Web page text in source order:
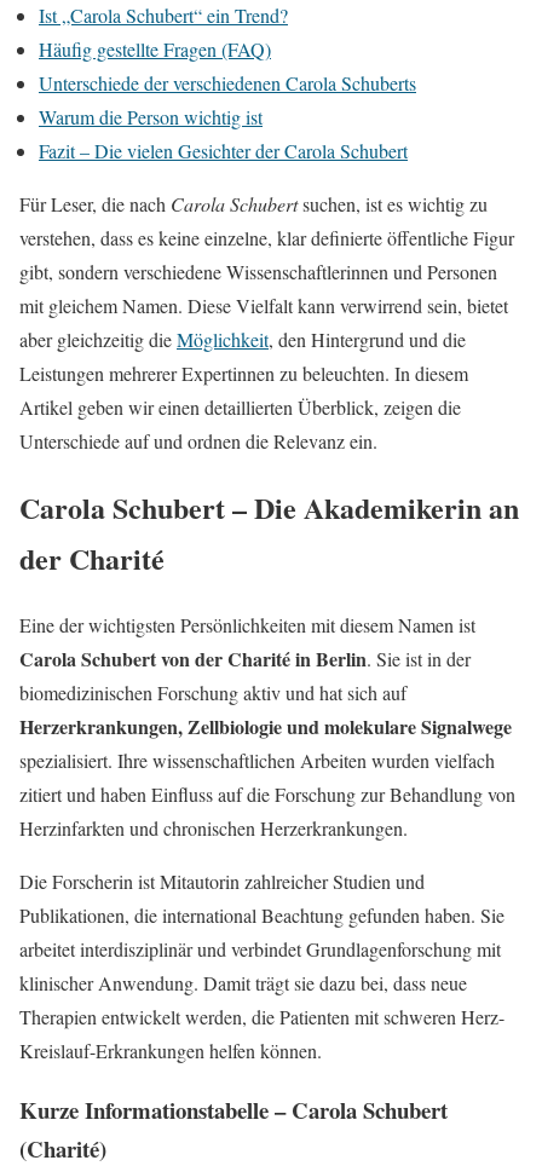
Ist „Carola Schubert“ ein Trend?
Häufig gestellte Fragen (FAQ)
Unterschiede der verschiedenen Carola Schuberts
Warum die Person wichtig ist
Fazit – Die vielen Gesichter der Carola Schubert
Für Leser, die nach Carola Schubertsuchen, ist es wichtig zu
verstehen, dass es keine einzelne, klar definierte öffentliche Figur
gibt, sondern verschiedene Wissenschaftlerinnen und Personen
mit gleichem Namen. Diese Vielfalt kann verwirrend sein, bietet
aber gleichzeitig dieMöglichkeit, den Hintergrund und die
Leistungen mehrerer Expertinnen zu beleuchten. In diesem
Artikel geben wir einen detaillierten Überblick, zeigen die
Unterschiede auf und ordnen die Relevanz ein.
Carola Schubert – Die Akademikerin an
der Charité
Eine der wichtigsten Persönlichkeiten mit diesem Namen ist
Carola Schubert von der Charité in Berlin. Sie ist in der
biomedizinischen Forschung aktiv und hat sich auf
Herzerkrankungen, Zellbiologie und molekulare Signalwege
spezialisiert. Ihre wissenschaftlichen Arbeiten wurden vielfach
zitiert und haben Einfluss auf die Forschung zur Behandlung von
Herzinfarkten und chronischen Herzerkrankungen.
Die Forscherin ist Mitautorin zahlreicher Studien und
Publikationen, die international Beachtung gefunden haben. Sie
arbeitet interdisziplinär und verbindet Grundlagenforschung mit
klinischer Anwendung. Damit trägt sie dazu bei, dass neue
Therapien entwickelt werden, die Patienten mit schweren Herz-
Kreislauf-Erkrankungen helfen können.
Kurze Informationstabelle – Carola Schubert
(Charité)